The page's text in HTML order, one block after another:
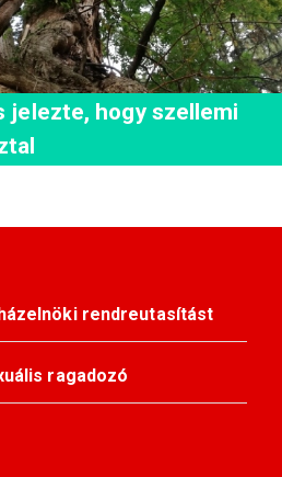
jelezte, hogy szellemi
rendreutasítást
ragadozó